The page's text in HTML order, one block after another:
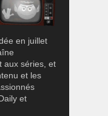
en juillet
aux séries, et
et les
et